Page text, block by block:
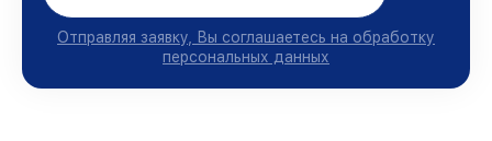
Отправляя заявку, Вы соглашаетесь на обработку
персональных данных